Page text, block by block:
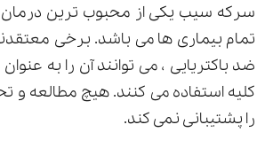
سرکه سیب یکی از محبوب ترین درمان
تمام بیماری ها می باشد. برخی
ضد باکتریایی ، می توانند آن را به
کلیه استفاده می کنند. هیچ مطالعه و
را پشتیبانی نمی کند.